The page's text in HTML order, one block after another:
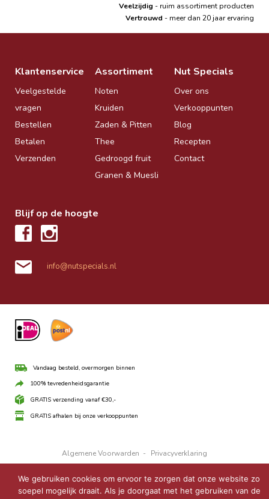
Veelzijdig - ruim assortiment producten
Vertrouwd - meer dan 20 jaar ervaring
Klantenservice
Veelgestelde
vragen
Bestellen
Betalen
Verzenden
Assortiment
Noten
Kruiden
Zaden & Pitten
Thee
Gedroogd fruit
Granen & Muesli
Nut Specials
Over ons
Verkooppunten
Blog
Recepten
Contact
Blijf op de hoogte
info@nutspecials.nl
Vandaag besteld, overmorgen binnen
100% tevredenheidsgarantie
GRATIS verzending vanaf €30,-
GRATIS afhalen bij onze verkooppunten
Algemene Voorwarden - Privacyverklaring
COPYRIGHT © 2026 ·UBO THEME ON GENESIS FRAMEWORK
WORDPRESS
LOG IN
We gebruiken cookies om ervoor te zorgen dat onze website zo
soepel mogelijk draait. Als je doorgaat met het gebruiken van de